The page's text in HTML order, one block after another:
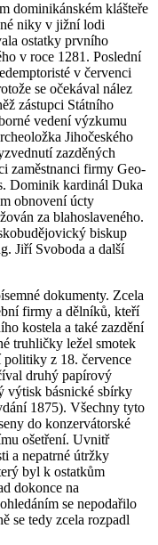
dominikánském klášteře
niky v jižní lodi
ostatky prvního
v roce 1281. Poslední
v červenci
se očekával nález
zástupci Státního
vedení výzkumu
Jihočeského
zazděných
zaměstnanci firmy Geo-
Dominik kardinál Duka
obnovení úcty
za blahoslaveného.
biskup
Jiří Svoboda a další
dokumenty. Zcela
firmy a dělníků, kteří
kostela a také zazdění
truhličky ležel smotek
z 18. července
druhý papírový
výtisk básnické sbírky
1875). Všechny tyto
do konzervátorské
ošetření. Uvnitř
a nepatrné útržky
byl k ostatkům
dokonce na
se nepodařilo
se tedy zcela rozpadl